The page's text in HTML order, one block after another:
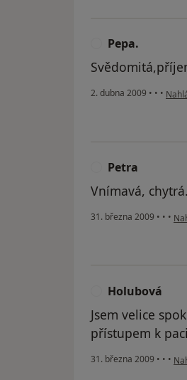
Pepa.
2. dubna 2009 • • •
Petra
Vnímavá, chytrá.
31. března 2009 • • •
Holubová
Jsem velice
přístupem k
31. března 2009 • • •